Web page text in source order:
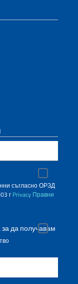
съгласно ОРЗД
г Privacy Правни
да получавам